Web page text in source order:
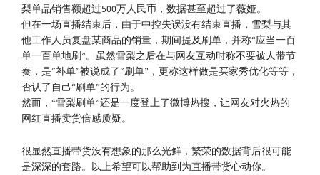
梨单品销售额超过500万人民币，数据甚至超过了薇娅。
但在一场直播结束后，由于中控失误没有结束直播，雪梨与其
他工作人员复盘某商品的销量，期间提及刷单，并称“应当一百
单一百单地刷”。虽然雪梨之后在与网友互动时称不要被人带节
奏，是“补单”被说成了“刷单”，更称这样做是买家秀优化等等，
否认了自己“刷单”的行为。
然而，“雪梨刷单”还是一度登上了微博热搜，让网友对火热的
网红直播卖货倍感质疑。
很显然直播带货没有想象的那么光鲜，繁荣的数据背后很可能
是深深的套路。以上希望可以帮助到为直播带货心动你。